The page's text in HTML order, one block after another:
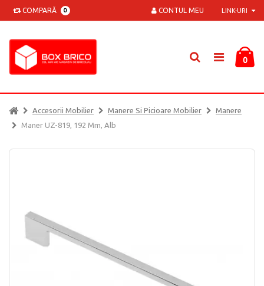
COMPARĂ 0 LINK-URI
CONTUL MEU
0
Accesorii Mobilier Manere Si Picioare Mobilier
Manere
Maner UZ-819, 192 Mm, Alb